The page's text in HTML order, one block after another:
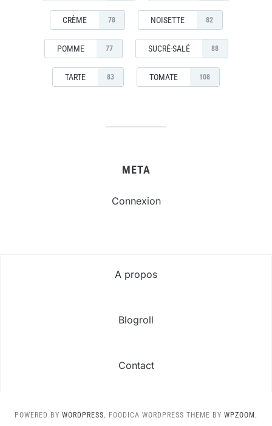
CRÈME 78 NOISETTE 82
POMME 77 SUCRÉ-SALÉ 88
TARTE 83 TOMATE 108
META
Connexion
A propos
Blogroll
Contact
POWERED BY WORDPRESS. FOODICA WORDPRESS THEME BY WPZOOM.